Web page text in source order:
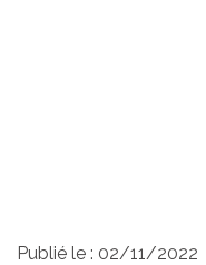
Publié le : 02/11/2022